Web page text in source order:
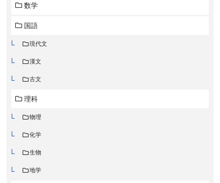
数学
国語
現代文
漢文
古文
理科
物理
化学
生物
地学